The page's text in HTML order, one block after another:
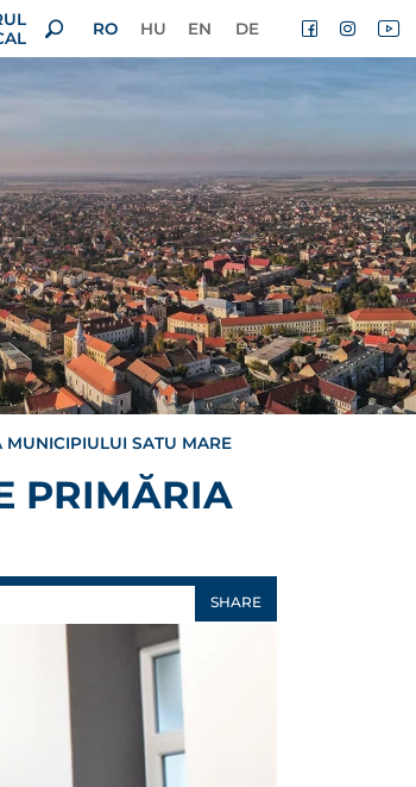
RO HU EN DE
MUNICIPIULUI SATU MARE
PRIMĂRIA
SHARE